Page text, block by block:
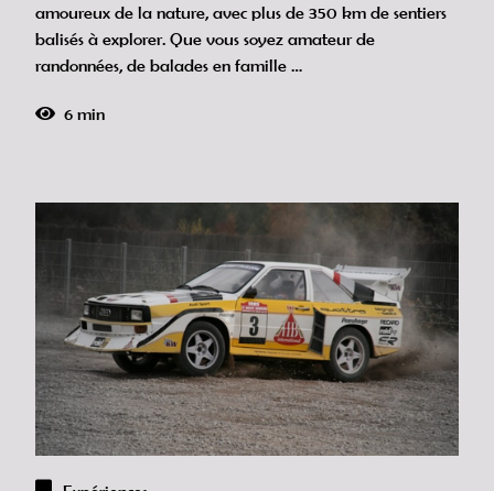
amoureux de la nature, avec plus de 350 km de sentiers
balisés à explorer. Que vous soyez amateur de
randonnées, de balades en famille …
6 min